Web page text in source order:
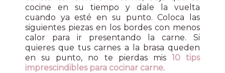
cocine en su tiempo y dale la vuelta
cuando ya esté en su punto. Coloca las
siguientes piezas en los bordes con menos
calor para ir presentando la carne. Si
quieres que tus carnes a la brasa queden
en su punto, no te pierdas mis 10 tips
imprescindibles para cocinar carne.